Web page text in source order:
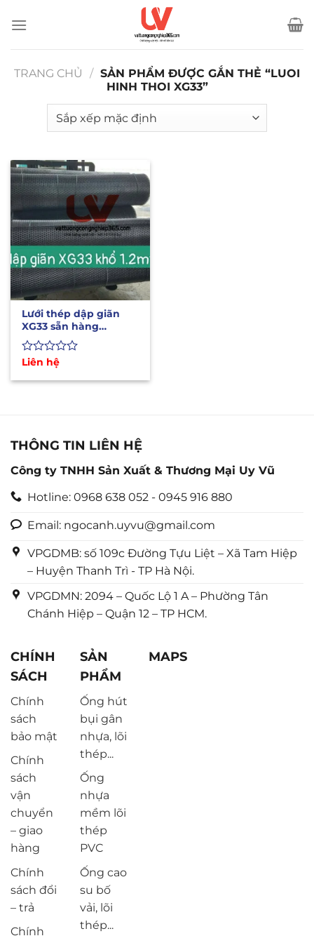
qua
TRANG CHỦ
/ SẢN PHẨM ĐƯỢC GẮN THẺ “LUOI
HINH THOI XG33”
Lưới thép dập giãn
XG33 sẵn hàng
1mx10m, 1m2x10m,
1m5x10m
Được
hạng
Liên hệ
THÔNG TIN LIÊN HỆ
Công ty TNHH Sản Xuất & Thương Mại Uy Vũ
Hotline: 0968 638 052 - 0945 916 880
Email: ngocanh.uyvu@gmail.com
VPGDMB: số 109c Đường Tựu Liệt – Xã Tam Hiệp
– Huyện Thanh Trì - TP Hà Nội.
VPGDMN: 2094 – Quốc Lộ 1 A – Phường Tân
Chánh Hiệp – Quận 12 – TP HCM.
CHÍNH
SÁCH
Chính
sách
bảo mật
Chính
sách
vận
chuyển
– giao
hàng
Chính
sách đổi
– trả
Chính
SẢN
PHẨM
Ống hút
bụi gân
nhựa, lõi
thép...
Ống
nhựa
mềm lõi
thép
PVC
Ống cao
su bố
vải, lõi
thép...
MAPS